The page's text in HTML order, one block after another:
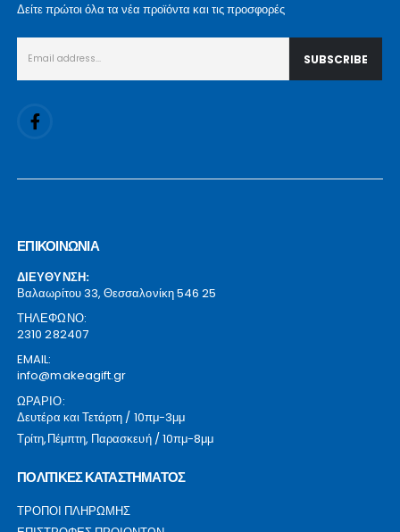
Δείτε πρώτοι όλα τα νέα προϊόντα και τις προσφορές
ΕΠΙΚΟΙΝΩΝΙΑ
ΔΙΕΥΘΥΝΣΗ:
Βαλαωρίτου 33, Θεσσαλονίκη 546 25
ΤΗΛΕΦΩΝΟ:
2310 282407
EMAIL:
info@makeagift.gr
ΩΡΑΡΙΟ:
Δευτέρα και Τετάρτη / 10πμ-3μμ
Τρίτη,Πέμπτη, Παρασκευή / 10πμ-8μμ
ΠΟΛΙΤΙΚΕΣ ΚΑΤΑΣΤΗΜΑΤΟΣ
ΤΡΟΠΟΙ ΠΛΗΡΩΜΗΣ